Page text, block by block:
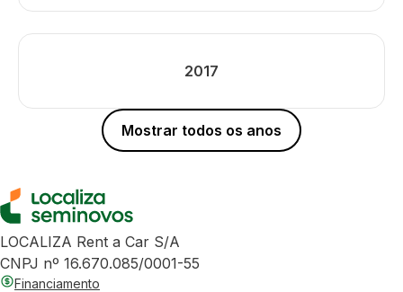
2017
Mostrar todos os anos
LOCALIZA Rent a Car S/A
CNPJ nº 16.670.085/0001-55
Financiamento